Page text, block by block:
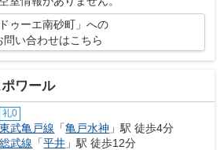
ドゥーエ南砂町」への
問い合わせはこちら
ワール
礼0
東武亀戸線 「亀戸水神 」駅 徒歩4分
総武線 「平井 」駅 徒歩12分